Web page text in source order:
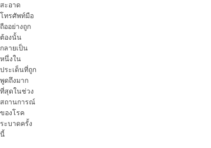
สะอาด
โทรศัพท์มือ
ถืออย่างถูก
ต้องนั้น
กลายเป็น
หนึ่งใน
ประเด็นที่ถูก
พูดถึงมาก
ที่สุดในช่วง
สถานการณ์
ของโรค
ระบาดครั้ง
นี้